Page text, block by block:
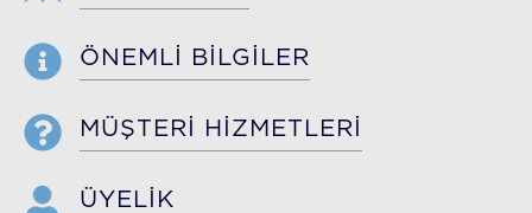
ÖNEMLİ BİLGİLER
MÜŞTERİ HİZMETLERİ
ÜYELİK